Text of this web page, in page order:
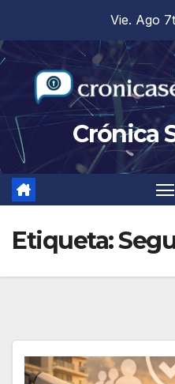
contenido
Vie. Ago
Crónica
Etiqueta: